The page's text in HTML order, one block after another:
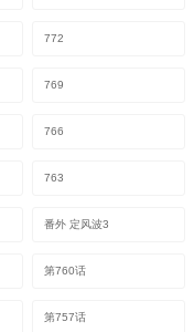
772
769
766
763
番外 定风波3
第760话
第757话